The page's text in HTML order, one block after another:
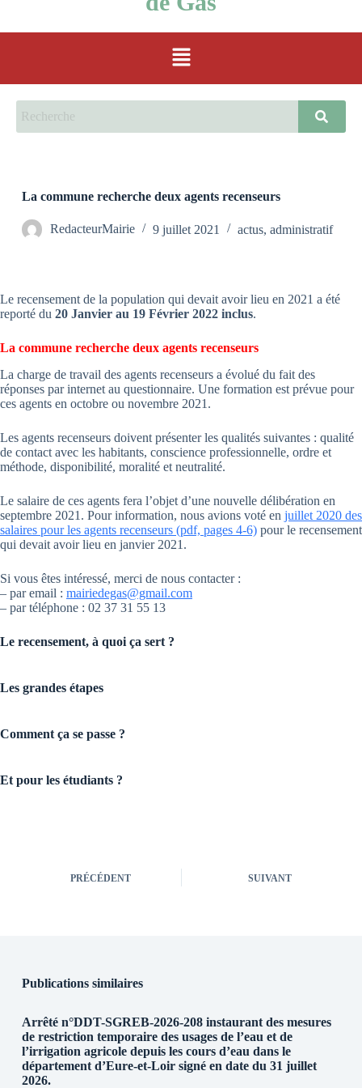
La commune recherche deux agents recenseurs
RedacteurMairie 9 juillet 2021 actus, administratif
Le recensement de la population qui devait avoir lieu en 2021 a été
reporté du 20 Janvier au 19 Février 2022 inclus.
La commune recherche deux agents recenseurs
La charge de travail des agents recenseurs a évolué du fait des
réponses par internet au questionnaire. Une formation est prévue pour
ces agents en octobre ou novembre 2021.
Les agents recenseurs doivent présenter les qualités suivantes : qualité
de contact avec les habitants, conscience professionnelle, ordre et
méthode, disponibilité, moralité et neutralité.
Le salaire de ces agents fera l’objet d’une nouvelle délibération en
septembre 2021. Pour information, nous avions voté en juillet 2020 des
salaires pour les agents recenseurs (pdf, pages 4-6) pour le recensement
qui devait avoir lieu en janvier 2021.
Si vous êtes intéressé, merci de nous contacter :
– par email : mairiedegas@gmail.com
– par téléphone : 02 37 31 55 13
Le recensement, à quoi ça sert ?
Les grandes étapes
Comment ça se passe ?
Et pour les étudiants ?
PRÉCÉDENT SUIVANT
Publications similaires
Arrêté n°DDT-SGREB-2026-208 instaurant des mesures
de restriction temporaire des usages de l’eau et de
l’irrigation agricole depuis les cours d’eau dans le
département d’Eure-et-Loir signé en date du 31 juillet
2026.